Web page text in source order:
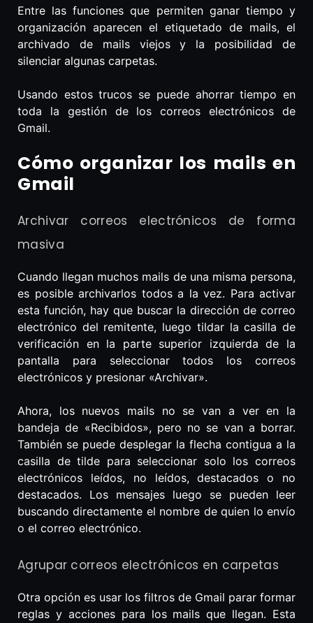
Entre las funciones que permiten ganar tiempo y
organización aparecen el etiquetado de mails, el
archivado de mails viejos y la posibilidad de
silenciar algunas carpetas.
Usando estos trucos se puede ahorrar tiempo en
toda la gestión de los correos electrónicos de
Gmail.
Cómo organizar los mails en
Gmail
Archivar correos electrónicos de forma
masiva
Cuando llegan muchos mails de una misma persona,
es posible archivarlos todos a la vez. Para activar
esta función, hay que buscar la dirección de correo
electrónico del remitente, luego tildar la casilla de
verificación en la parte superior izquierda de la
pantalla para seleccionar todos los correos
electrónicos y presionar «Archivar».
Ahora, los nuevos mails no se van a ver en la
bandeja de «Recibidos», pero no se van a borrar.
También se puede desplegar la flecha contigua a la
casilla de tilde para seleccionar solo los correos
electrónicos leídos, no leídos, destacados o no
destacados. Los mensajes luego se pueden leer
buscando directamente el nombre de quien lo envío
o el correo electrónico.
Agrupar correos electrónicos en carpetas
Otra opción es usar los filtros de Gmail parar formar
reglas y acciones para los mails que llegan. Esta